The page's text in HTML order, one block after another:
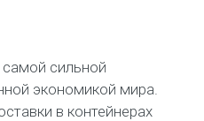
сильной
экономикой мира.
в контейнерах